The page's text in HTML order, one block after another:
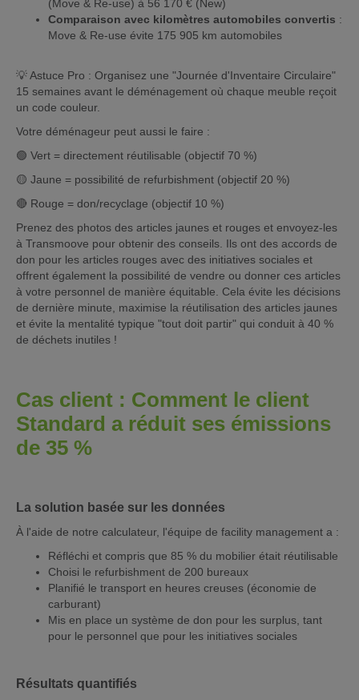
(Move & Re-use) à 56 170 € (New)
Comparaison avec kilomètres automobiles convertis :
Move & Re-use évite 175 905 km automobiles
💡 Astuce Pro : Organisez une "Journée d'Inventaire Circulaire"
15 semaines avant le déménagement où chaque meuble reçoit
un code couleur.
Votre déménageur peut aussi le faire :
🟢 Vert = directement réutilisable (objectif 70 %)
🟡 Jaune = possibilité de refurbishment (objectif 20 %)
🔴 Rouge = don/recyclage (objectif 10 %)
Prenez des photos des articles jaunes et rouges et envoyez-les
à Transmoove pour obtenir des conseils. Ils ont des accords de
don pour les articles rouges avec des initiatives sociales et
offrent également la possibilité de vendre ou donner ces articles
à votre personnel de manière équitable. Cela évite les décisions
de dernière minute, maximise la réutilisation des articles jaunes
et évite la mentalité typique "tout doit partir" qui conduit à 40 %
de déchets inutiles !
Cas client : Comment le client
Standard a réduit ses émissions
de 35 %
La solution basée sur les données
À l'aide de notre calculateur, l'équipe de facility management a :
Réfléchi et compris que 85 % du mobilier était réutilisable
Choisi le refurbishment de 200 bureaux
Planifié le transport en heures creuses (économie de
carburant)
Mis en place un système de don pour les surplus, tant
pour le personnel que pour les initiatives sociales
Résultats quantifiés